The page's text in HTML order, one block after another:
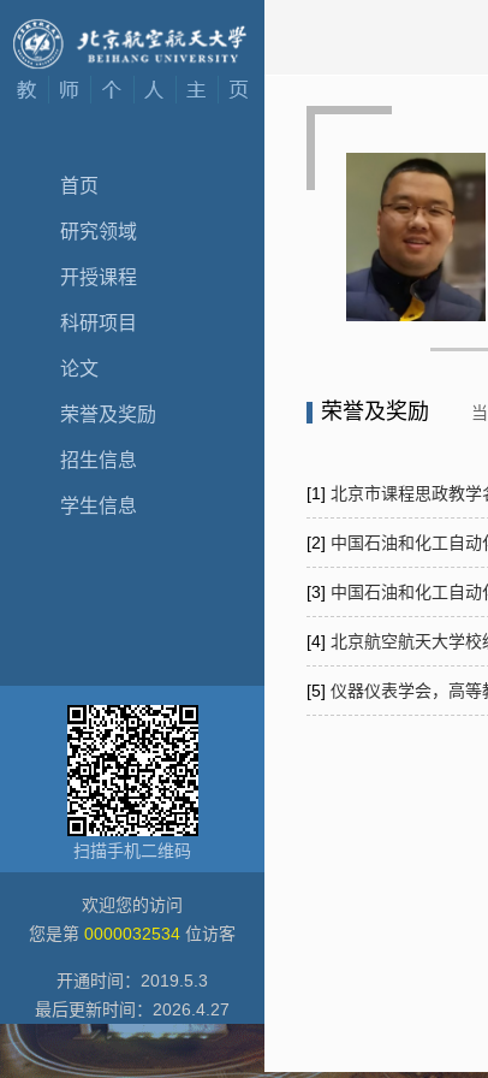
首页
研究领域
开授课程
科研项目
论文
荣誉及奖励
招生信息
学生信息
扫描手机二维码
欢迎您的访问
您是第 0000032534 位访客
开通时间： 2019 5 3
最后更新时间： 2026 4 27
荣誉及奖励
[1] 北京市课程思政教学
[2] 中国石油和化工自
[3] 中国石油和化工自
[4] 北京航空航天大学
[5] 仪器仪表学会，高